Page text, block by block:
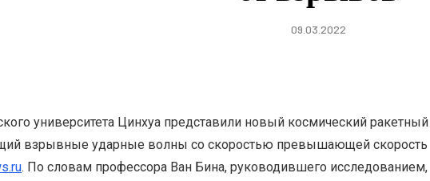
09.03.2022
университета Цинхуа представили новый космический ракетный
взрывные ударные волны со скоростью превышающей скорость
. По словам профессора Ван Бина, руководившего исследованием,